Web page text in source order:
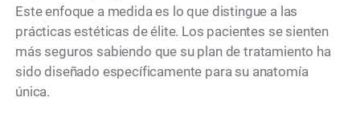
Este enfoque a medida es lo que distingue a las
prácticas estéticas de élite. Los pacientes se sienten
más seguros sabiendo que su plan de tratamiento ha
sido diseñado específicamente para su anatomía
única.